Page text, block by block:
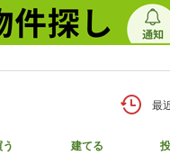
最
建てる